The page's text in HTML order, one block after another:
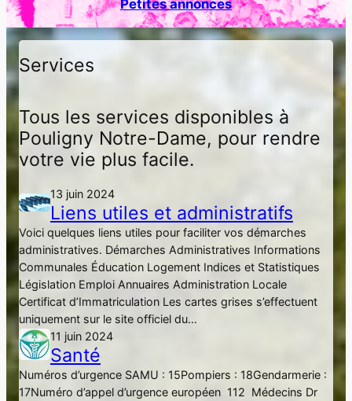
h
e
r
Petites annonces
Services
Tous les services disponibles à
Pouligny Notre-Dame, pour rendre
votre vie plus facile.
13 juin 2024
Liens utiles et administratifs
Voici quelques liens utiles pour faciliter vos démarches
administratives. Démarches Administratives Informations
Communales Éducation Logement Indices et Statistiques
Législation Emploi Annuaires Administration Locale
Certificat d’Immatriculation Les cartes grises s’effectuent
uniquement sur le site officiel du…
11 juin 2024
Santé
Numéros d’urgence SAMU : 15Pompiers : 18Gendarmerie :
17Numéro d’appel d’urgence européen 112 Médecins Dr